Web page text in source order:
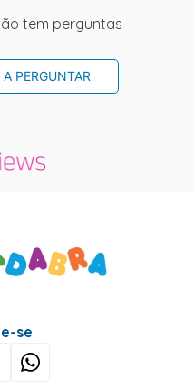
tem perguntas
PERGUNTAR
se